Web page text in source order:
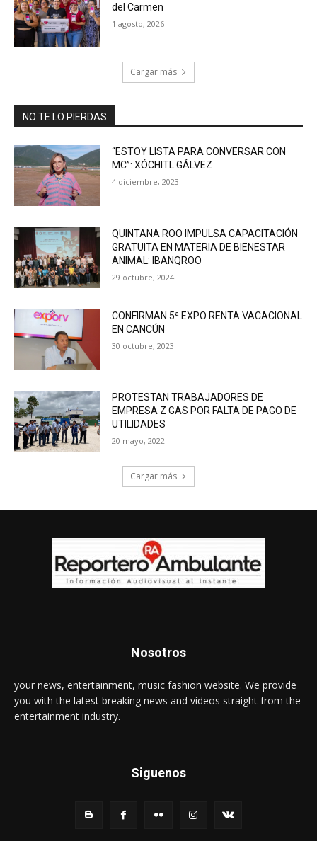
del Carmen
1 agosto, 2026
Cargar más
NO TE LO PIERDAS
“ESTOY LISTA PARA CONVERSAR CON
MC”: XÓCHITL GÁLVEZ
4 diciembre, 2023
QUINTANA ROO IMPULSA CAPACITACIÓN
GRATUITA EN MATERIA DE BIENESTAR
ANIMAL: IBANQROO
29 octubre, 2024
CONFIRMAN 5ª EXPO RENTA VACACIONAL
EN CANCÚN
30 octubre, 2023
PROTESTAN TRABAJADORES DE
EMPRESA Z GAS POR FALTA DE PAGO DE
UTILIDADES
20 mayo, 2022
Cargar más
Nosotros
your news, entertainment, music fashion website. We provide
you with the latest breaking news and videos straight from the
entertainment industry.
Siguenos